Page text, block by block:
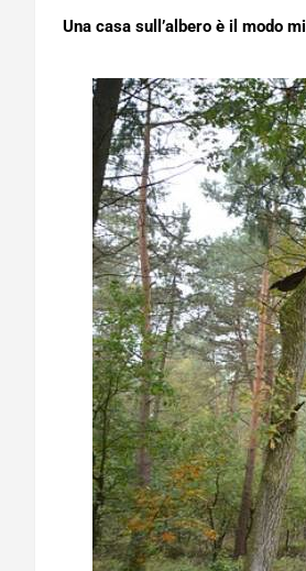
Una casa sull’albero è il modo